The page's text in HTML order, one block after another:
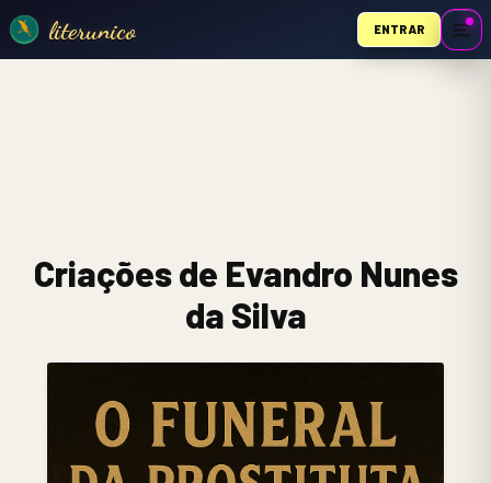
literunico ENTRAR
Criações de Evandro Nunes
da Silva